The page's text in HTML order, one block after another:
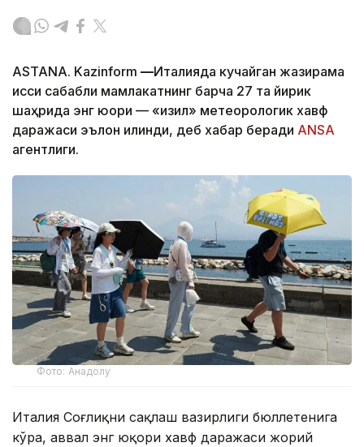
ASTANA. Kazinform —Италияда кучайган жазирама
иссиқ сабабли мамлакатнинг барча 27 та йирик
шаҳрида энг юқори — «қизил» метеорологик хавф
даражаси эълон қилинди, деб хабар беради ANSA
агентлиги.
Фото: Анадолу
Италия Соғлиқни сақлаш вазирлиги бюллетенига
кўра, аввал энг юқори хавф даражаси жорий